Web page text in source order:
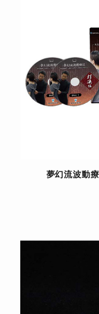
夢幻流波動